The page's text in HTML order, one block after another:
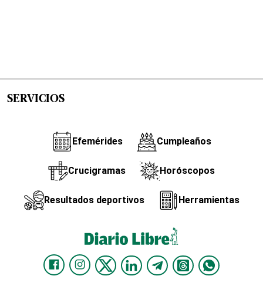
SERVICIOS
Efemérides Cumpleaños
Crucigramas Horóscopos
Resultados deportivos Herramientas